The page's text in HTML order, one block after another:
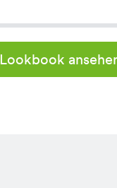
Lookbook